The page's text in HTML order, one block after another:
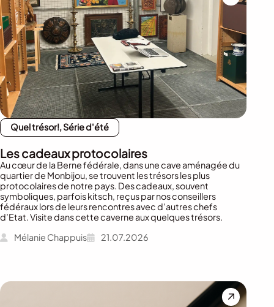
Quel trésor!, Série d'été
Les cadeaux protocolaires
Au cœur de la Berne fédérale, dans une cave aménagée du
quartier de Monbijou, se trouvent les trésors les plus
protocolaires de notre pays. Des cadeaux, souvent
symboliques, parfois kitsch, reçus par nos conseillers
fédéraux lors de leurs rencontres avec d’autres chefs
d’Etat. Visite dans cette caverne aux quelques trésors.
Mélanie Chappuis
21.07.2026